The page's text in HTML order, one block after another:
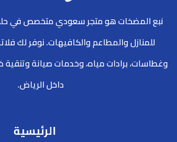
نبع المضخات هو متجر سعودي متخصص في
للمنازل والمطاعم والكافيهات. نوفر لك
وغطاسات، برادات مياه، وخدمات صيانة وتنقية
داخل الرياض.
الرئيسية